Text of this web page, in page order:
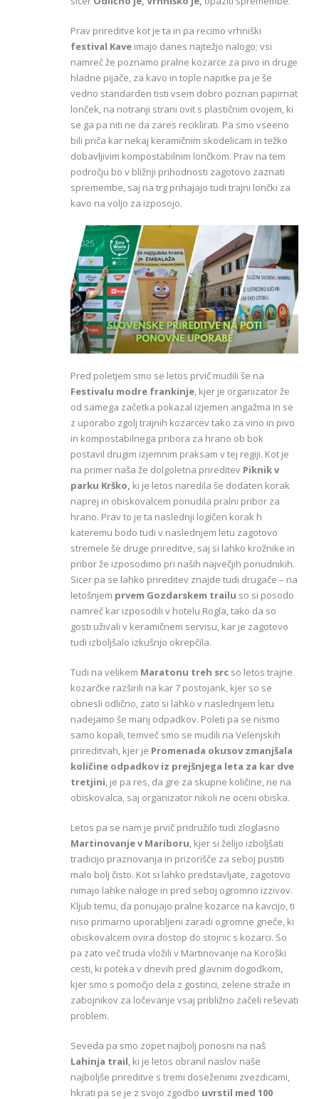
Prav prireditve kot je ta in pa recimo vrhniški
festival Kave imajo danes najtežjo nalogo; vsi
namreč že poznamo pralne kozarce za pivo in druge
hladne pijače, za kavo in tople napitke pa je še
vedno standarden tisti vsem dobro poznan papirnat
lonček, na notranji strani ovit s plastičnim ovojem, ki
se ga pa niti ne da zares reciklirati. Pa smo vseeno
bili priča kar nekaj keramičnim skodelicam in težko
dobavljivim kompostabilnim lončkom. Prav na tem
področju bo v bližnji prihodnosti zagotovo zaznati
spremembe, saj na trg prihajajo tudi trajni lončki za
kavo na voljo za izposojo.
Pred poletjem smo se letos prvič mudili še na
Festivalu modre frankinje, kjer je organizator že
od samega začetka pokazal izjemen angažma in se
z uporabo zgolj trajnih kozarcev tako za vino in pivo
in kompostabilnega pribora za hrano ob bok
postavil drugim izjemnim praksam v tej regiji. Kot je
na primer naša že dolgoletna prireditev Piknik v
parku Krško, ki je letos naredila še dodaten korak
naprej in obiskovalcem ponudila pralni pribor za
hrano. Prav to je ta naslednji logičen korak h
kateremu bodo tudi v naslednjem letu zagotovo
stremele še druge prireditve, saj si lahko krožnike in
pribor že izposodimo pri naših največjih ponudnikih.
Sicer pa se lahko prireditev znajde tudi drugače – na
letošnjem prvem Gozdarskem trailu so si posodo
namreč kar izposodili v hotelu Rogla, tako da so
gosti uživali v keramičnem servisu, kar je zagotovo
tudi izboljšalo izkušnjo okrepčila.
Tudi na velikem Maratonu treh src so letos trajne
kozarčke razširili na kar 7 postojank, kjer so se
obnesli odlično, zato si lahko v naslednjem letu
nadejamo še manj odpadkov. Poleti pa se nismo
samo kopali, temveč smo se mudili na Velenjskih
prireditvah, kjer je Promenada okusov zmanjšala
količine odpadkov iz prejšnjega leta za kar dve
tretjini, je pa res, da gre za skupne količine, ne na
obiskovalca, saj organizator nikoli ne oceni obiska.
Letos pa se nam je prvič pridružilo tudi zloglasno
Martinovanje v Mariboru, kjer si želijo izboljšati
tradicijo praznovanja in prizorišče za seboj pustiti
malo bolj čisto. Kot si lahko predstavljate, zagotovo
nimajo lahke naloge in pred seboj ogromno izzivov.
Kljub temu, da ponujajo pralne kozarce na kavcijo, ti
niso primarno uporabljeni zaradi ogromne gneče, ki
obiskovalcem ovira dostop do stojnic s kozarci. So
pa zato več truda vložili v Martinovanje na Koroški
cesti, ki poteka v dnevih pred glavnim dogodkom,
kjer smo s pomočjo dela z gostinci, zelene straže in
zabojnikov za ločevanje vsaj približno začeli reševati
problem.
Seveda pa smo zopet najbolj ponosni na naš
Lahinja trail, ki je letos obranil naslov naše
najboljše prireditve s tremi doseženimi zvezdicami,
hkrati pa se je z svojo zgodbo uvrstil med 100